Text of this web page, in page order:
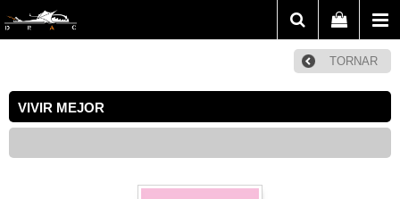
TORNAR
VIVIR MEJOR